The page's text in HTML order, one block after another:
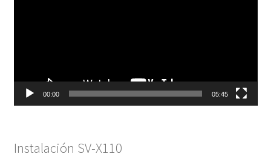
00:00 05:45
Instalación SV-X110